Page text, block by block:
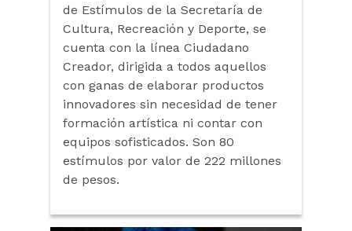
de Estímulos de la Secretaría de
Cultura, Recreación y Deporte, se
cuenta con la línea Ciudadano
Creador, dirigida a todos aquellos
con ganas de elaborar productos
innovadores sin necesidad de tener
formación artística ni contar con
equipos sofisticados. Son 80
estímulos por valor de 222 millones
de pesos.